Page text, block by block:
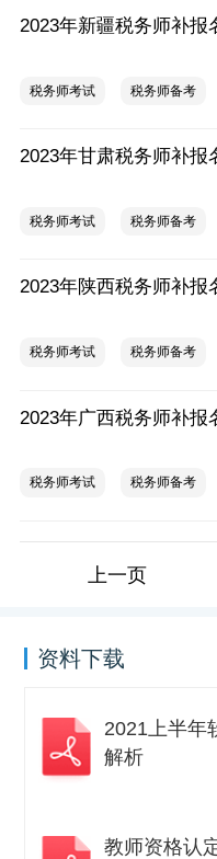
2023年新疆税务师补报
税务师考试 税务师备考
2023年甘肃税务师补报
税务师考试 税务师备考
2023年陕西税务师补报
税务师考试 税务师备考
2023年广西税务师补报
税务师考试 税务师备考
上一页
资料下载
2021上半年
解析
教师资格认